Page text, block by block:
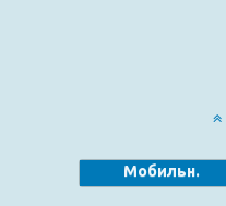
Мобильн.